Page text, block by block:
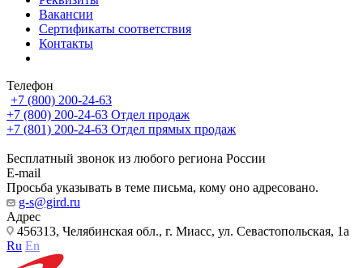
Вакансии
Сертификаты соответствия
Контакты
Телефон
+7 (800) 200-24-63
+7 (800) 200-24-63 Отдел продаж
+7 (801) 200-24-63 Отдел прямых продаж
Бесплатный звонок из любого региона России
E-mail
Просьба указывать в теме письма, кому оно адресовано.
g-s@gird.ru
Адрес
456313, Челябинская обл., г. Миасс, ул. Севастопольская, 1а
Ru En